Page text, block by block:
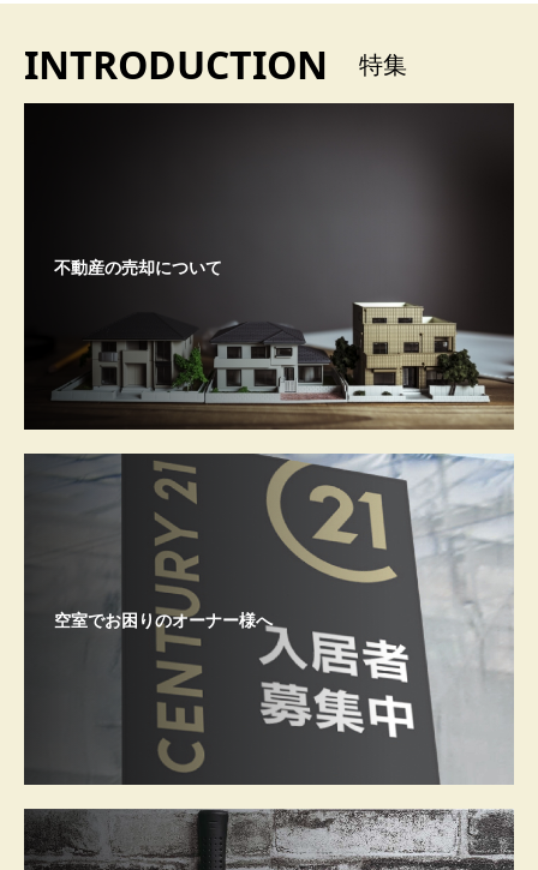
INTRODUCTION 特集
不動産の売却について
空室でお困りのオーナー様へ